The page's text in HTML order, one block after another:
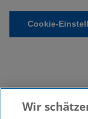
Cookie-
Wir